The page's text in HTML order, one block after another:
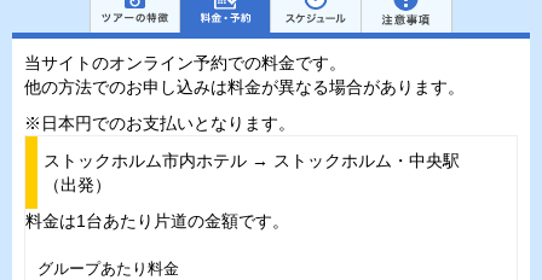
当サイトのオンライン予約での料金です。
他の方法でのお申し込みは料金が異なる場合があります。
※日本円でのお支払いとなります。
ストックホルム市内ホテル → ストックホルム・中央駅
（出発）
料金は1台あたり片道の金額です。
グループあたり料金